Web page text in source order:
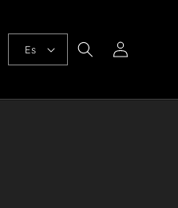
Es
Iniciar
sesión